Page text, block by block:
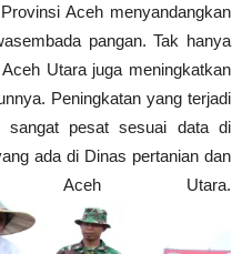
Aceh menyandangkan
pangan. Tak hanya
Utara juga meningkatkan
Peningkatan yang terjadi
sangat pesat sesuai data di
ada di Dinas pertanian dan
Aceh Utara.